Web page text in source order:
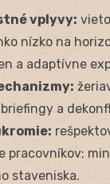
vplyvy:
nízko na
a adaptívne
a
pracovníkov;
staveniska.